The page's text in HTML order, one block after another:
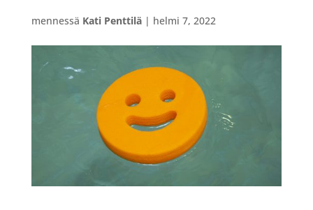
mennessä Kati Penttilä| helmi 7, 2022